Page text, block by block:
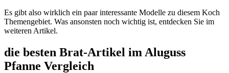
Es gibt also wirklich ein paar interessante Modelle zu diesem Koch
Themengebiet. Was ansonsten noch wichtig ist, entdecken Sie im
weiteren Artikel.
die besten Brat-Artikel im Aluguss
Pfanne Vergleich